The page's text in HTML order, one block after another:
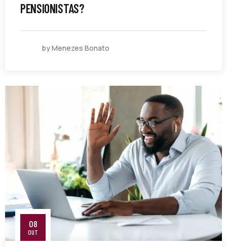
PENSIONISTAS?
by Menezes Bonato
08
OUT